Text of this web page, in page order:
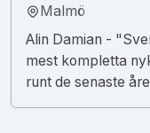
Malmö
Alin Damian -
mest kompletta
runt de senaste